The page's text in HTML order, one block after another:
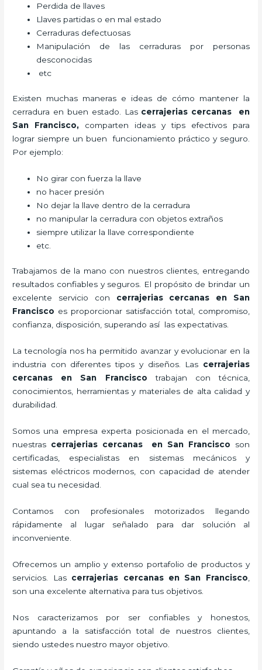
Perdida de llaves
Llaves partidas o en mal estado
Cerraduras defectuosas
Manipulación de las cerraduras por personas
desconocidas
etc
Existen muchas maneras e ideas de cómo mantener la
cerradura en buen estado. Las cerrajerias cercanas en
San Francisco, comparten ideas y tips efectivos para
lograr siempre un buen funcionamiento práctico y seguro.
Por ejemplo:
No girar con fuerza la llave
no hacer presión
No dejar la llave dentro de la cerradura
no manipular la cerradura con objetos extraños
siempre utilizar la llave correspondiente
etc.
Trabajamos de la mano con nuestros clientes, entregando
resultados confiables y seguros. El propósito de brindar un
excelente servicio con cerrajerias cercanas en San
Francisco es proporcionar satisfacción total, compromiso,
confianza, disposición, superando así las expectativas.
La tecnología nos ha permitido avanzar y evolucionar en la
industria con diferentes tipos y diseños. Las cerrajerias
cercanas en San Francisco trabajan con técnica,
conocimientos, herramientas y materiales de alta calidad y
durabilidad.
Somos una empresa experta posicionada en el mercado,
nuestras cerrajerias cercanas en San Francisco son
certificadas, especialistas en sistemas mecánicos y
sistemas eléctricos modernos, con capacidad de atender
cual sea tu necesidad.
Contamos con profesionales motorizados llegando
rápidamente al lugar señalado para dar solución al
inconveniente.
Ofrecemos un amplio y extenso portafolio de productos y
servicios. Las cerrajerias cercanas en San Francisco
son una excelente alternativa para tus objetivos.
Nos caracterizamos por ser confiables y honestos,
apuntando a la satisfacción total de nuestros clientes,
siendo ustedes nuestro mayor objetivo.